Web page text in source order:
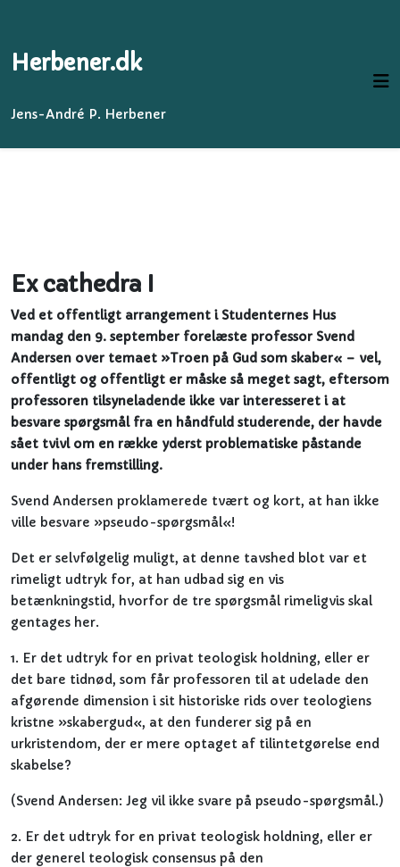
Herbener.dk
Jens-André P. Herbener
Ex cathedra I
Ved et offentligt arrangement i Studenternes Hus
mandag den 9. september forelæste professor Svend
Andersen over temaet »Troen på Gud som skaber« – vel,
offentligt og offentligt er måske så meget sagt, eftersom
professoren tilsyneladende ikke var interesseret i at
besvare spørgsmål fra en håndfuld studerende, der havde
sået tvivl om en række yderst problematiske påstande
under hans fremstilling.
Svend Andersen proklamerede tvært og kort, at han ikke
ville besvare »pseudo-spørgsmål«!
Det er selvfølgelig muligt, at denne tavshed blot var et
rimeligt udtryk for, at han udbad sig en vis
betænkningstid, hvorfor de tre spørgsmål rimeligvis skal
gentages her.
1. Er det udtryk for en privat teologisk holdning, eller er
det bare tidnød, som får professoren til at udelade den
afgørende dimension i sit historiske rids over teologiens
kristne »skabergud«, at den funderer sig på en
urkristendom, der er mere optaget af tilintetgørelse end
skabelse?
(Svend Andersen: Jeg vil ikke svare på pseudo-spørgsmål.)
2. Er det udtryk for en privat teologisk holdning, eller er
der generel teologisk consensus på den